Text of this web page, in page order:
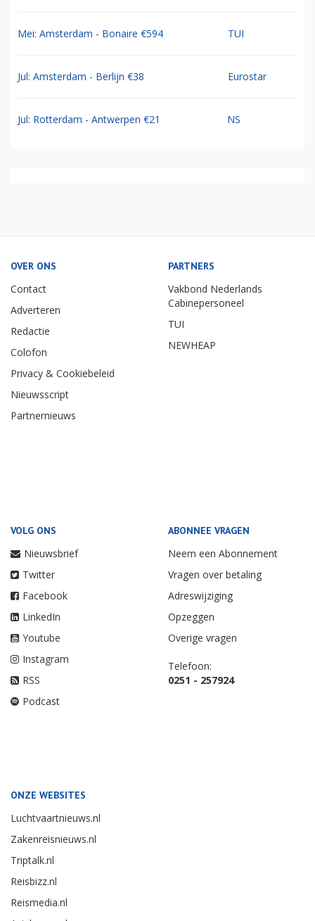
Mei: Amsterdam - Bonaire €594 TUI
Jul: Amsterdam - Berlijn €38 Eurostar
Jul: Rotterdam - Antwerpen €21 NS
OVER ONS
Contact
Adverteren
Redactie
Colofon
Privacy & Cookiebeleid
Nieuwsscript
Partnernieuws
PARTNERS
Vakbond Nederlands
Cabinepersoneel
TUI
NEWHEAP
VOLG ONS
Nieuwsbrief
Twitter
Facebook
LinkedIn
Youtube
Instagram
RSS
Podcast
ABONNEE VRAGEN
Neem een Abonnement
Vragen over betaling
Adreswijziging
Opzeggen
Overige vragen
Telefoon:
0251 - 257924
ONZE WEBSITES
Luchtvaartnieuws.nl
Zakenreisnieuws.nl
Triptalk.nl
Reisbizz.nl
Reismedia.nl